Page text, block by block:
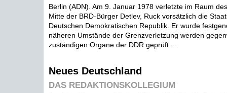
Berlin (ADN). Am 9. Januar 1978 verletzte im Raum
Mitte der BRD-Bürger Detlev, Ruck vorsätzlich die
Deutschen Demokratischen Republik. Er wurde
näheren Umstände der Grenzverletzung werden
zuständigen Organe der DDR geprüft ...
Neues Deutschland
DAS REDAKTIONSKOLLEGIUM